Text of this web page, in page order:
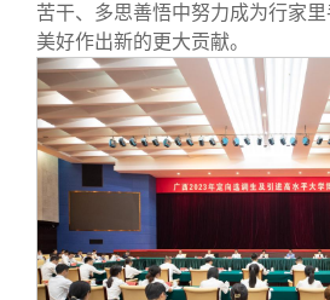
苦干、多思善悟中努力成为行家
美好作出新的更大贡献。